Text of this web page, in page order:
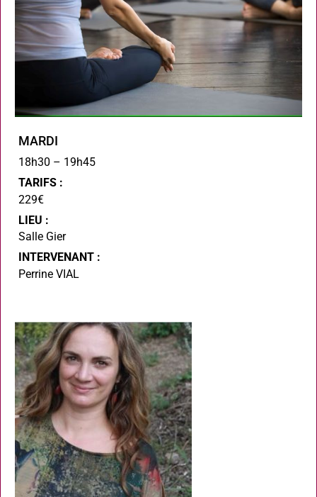
MARDI
18h30 – 19h45
TARIFS :
229€
LIEU :
Salle Gier
INTERVENANT :
Perrine VIAL